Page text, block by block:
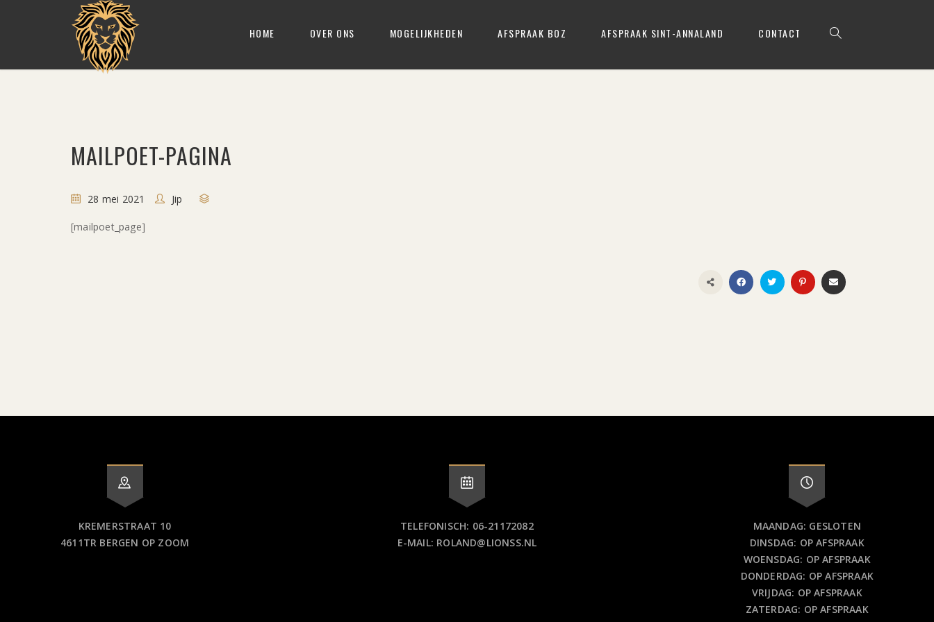
HOME OVER ONS MOGELIJKHEDEN AFSPRAAK BOZ AFSPRAAK SINT-ANNALAND CONTACT
MAILPOET-PAGINA
28 mei 2021 Jip
[mailpoet_page]
KREMERSTRAAT 10
4611TR BERGEN OP ZOOM
TELEFONISCH: 06-21172082
E-MAIL: ROLAND@LIONSS.NL
MAANDAG: GESLOTEN
DINSDAG: OP AFSPRAAK
WOENSDAG: OP AFSPRAAK
DONDERDAG: OP AFSPRAAK
VRIJDAG: OP AFSPRAAK
ZATERDAG: OP AFSPRAAK